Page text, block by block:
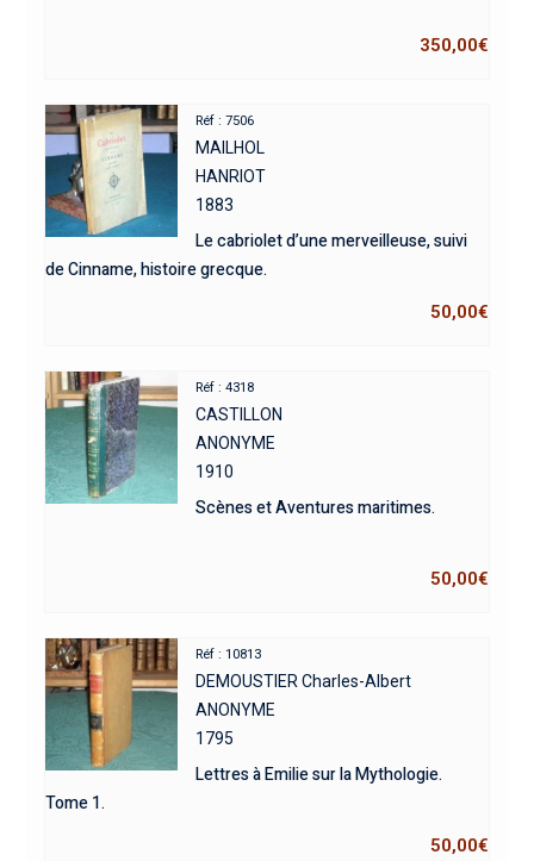
350,00€
Réf : 7506
MAILHOL
HANRIOT
1883
Le cabriolet d’une merveilleuse, suivi
de Cinname, histoire grecque.
50,00€
Réf : 4318
CASTILLON
ANONYME
1910
Scènes et Aventures maritimes.
50,00€
Réf : 10813
DEMOUSTIER Charles-Albert
ANONYME
1795
Lettres à Emilie sur la Mythologie.
Tome 1.
50,00€